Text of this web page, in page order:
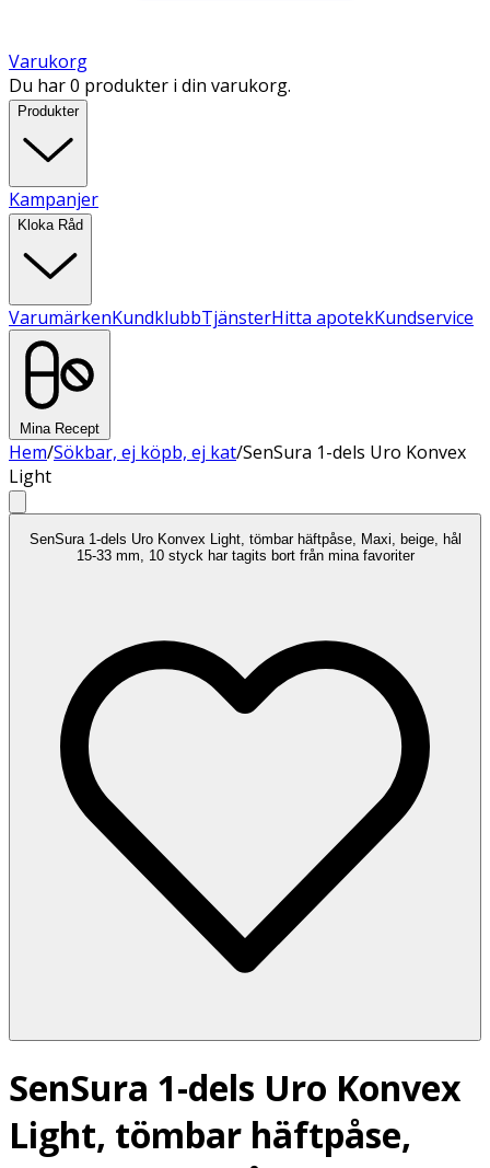
Varukorg
Du har 0 produkter i din varukorg.
Produkter
Kampanjer
Kloka Råd
VarumärkenKundklubbTjänsterHitta apotekKundservice
Mina Recept
Hem/Sökbar, ej köpb, ej kat/SenSura 1-dels Uro Konvex
Light
SenSura 1-dels Uro Konvex Light, tömbar häftpåse, Maxi, beige, hål
15-33 mm, 10 styck har tagits bort från mina favoriter
SenSura 1-dels Uro Konvex
Light, tömbar häftpåse,